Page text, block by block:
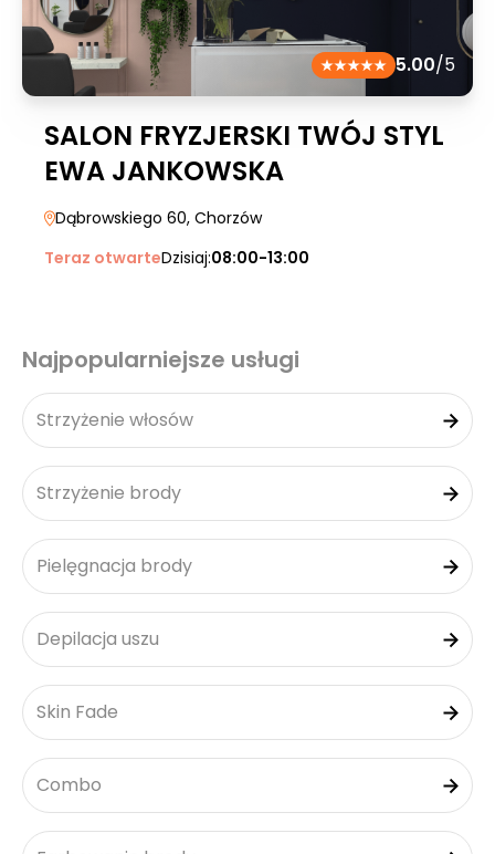
5.00/5
SALON FRYZJERSKI TWÓJ STYL
EWA JANKOWSKA
Dąbrowskiego 60, Chorzów
Teraz otwarteDzisiaj:08:00-13:00
Najpopularniejsze usługi
Strzyżenie włosów
Strzyżenie brody
Pielęgnacja brody
Depilacja uszu
Skin Fade
Combo